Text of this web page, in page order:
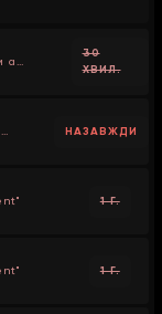
30
ХВИЛ.
НАЗАВЖДИ
1 Г.
1 Г.